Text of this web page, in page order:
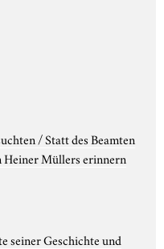
/ Statt des Beamten
Heiner Müllers erinnern
seiner Geschichte und